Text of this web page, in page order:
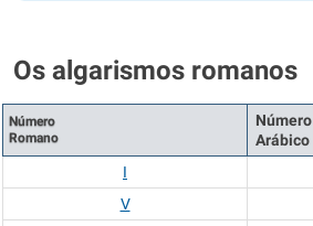
Os algarismos romanos
Número
Romano
Número
Arábico
I
V